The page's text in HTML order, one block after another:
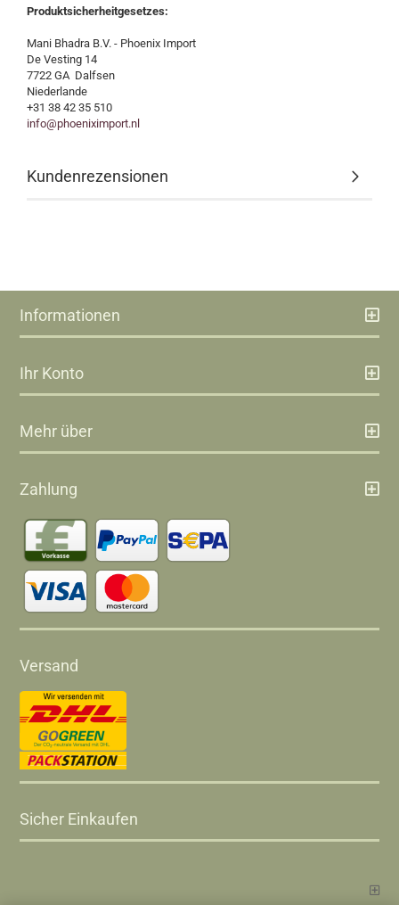
Produktsicherheitgesetzes:
Mani Bhadra B.V. - Phoenix Import
De Vesting 14
7722 GA Dalfsen
Niederlande
+31 38 42 35 510
info@phoeniximport.nl
Kundenrezensionen
Informationen
Ihr Konto
Mehr über
Zahlung
Versand
Sicher Einkaufen